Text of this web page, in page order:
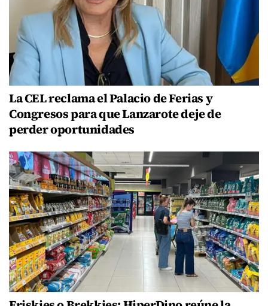
La CEL reclama el Palacio de Ferias y
Congresos para que Lanzarote deje de
perder oportunidades